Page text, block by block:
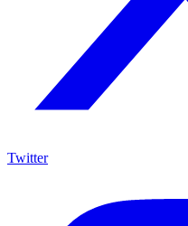
Twitter